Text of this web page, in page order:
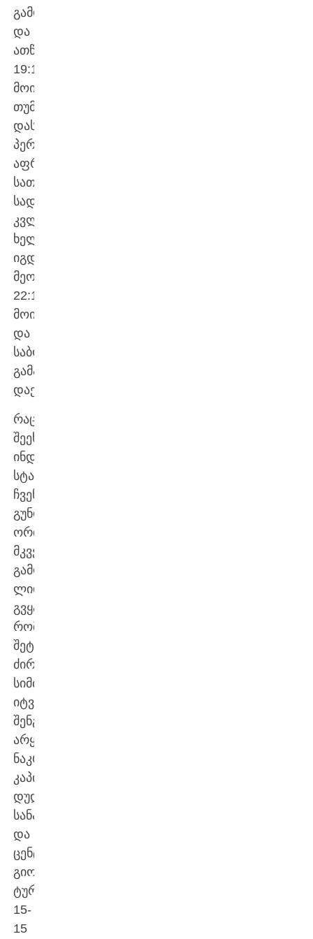
გამოასწორეს
და
ათწუთეული
19:16
მოიგეს.
თუმცა,
დასკვნით
პერიოდში
აფრიკელებმა
სათამაშო
სადავეები
კვლავ
ხელთ
იგდეს,
მეოთხედი
22:17
მოიგეს
და
საბოლოო
გამარჯვებასაც
დაეუფლნენ.
რაც
შეეხება
ინდივიდუალურ
სტატისტიკას,
ჩვენს
გუნდში
ორი
მკვეთრად
გამოკვეთილი
ლიდერი
გვყავდა,
რომლებმაც
შეტევაში
ძირითადი
სიმძიმე
იტვირთეს.
შენგელიას
არყოფნაში
ნაკრების
კაპიტანმა
დუდა
სანაძემ
და
ცენტრმა
გიორგი
ტურძილაძემ
15-
15